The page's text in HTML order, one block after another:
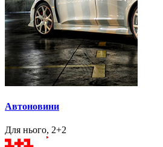
Автоновини
Для нього, 2+2